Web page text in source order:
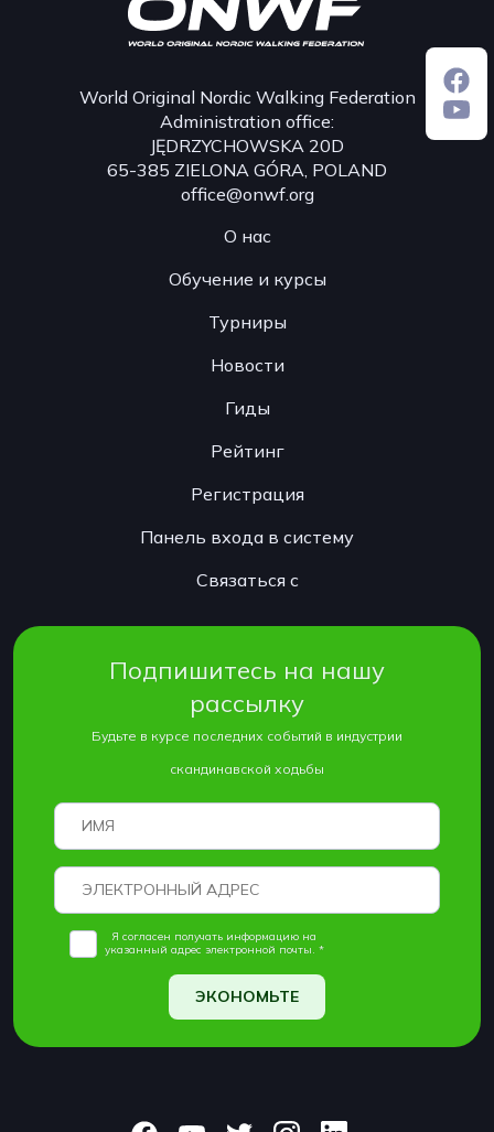
World Original Nordic Walking Federation
Administration office:
JĘDRZYCHOWSKA 20D
65-385 ZIELONA GÓRA, POLAND
office@onwf.org
О нас
Обучение и курсы
Турниры
Новости
Гиды
Рейтинг
Регистрация
Панель входа в систему
Связаться с
Подпишитесь на нашу
рассылку
Будьте в курсе последних событий в индустрии
скандинавской ходьбы
Я согласен получать информацию на
указанный адрес электронной почты. *
ЭКОНОМЬТЕ